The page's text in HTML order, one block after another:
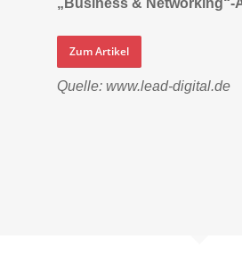
„Business & Networking“-
Zum Artikel
Quelle: www.lead-digital.de